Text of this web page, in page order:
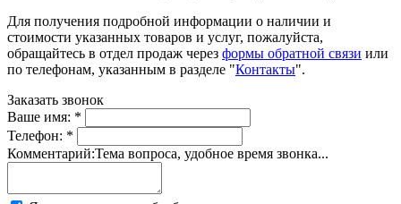
Для получения подробной информации о наличии и
стоимости указанных товаров и услуг, пожалуйста,
обращайтесь в отдел продаж через формы обратной связи или
по телефонам, указанным в разделе "Контакты".
Заказать звонок
Ваше имя: *
Телефон: *
Комментарий:Тема вопроса, удобное время звонка...